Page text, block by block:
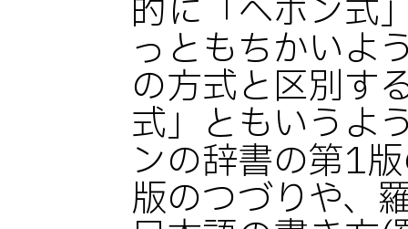
的に「ヘボン式
っともちかいよ
の方式と区別す
式」ともいうよ
ンの辞書の第1
版のつづりや、